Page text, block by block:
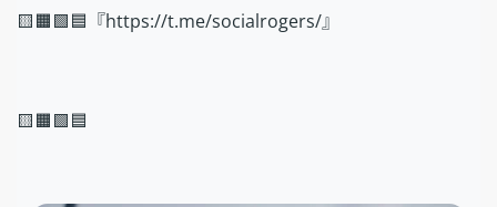
🟨🟧🟩🟦『https://t.me/socialrogers/』
🟨🟧🟩🟦